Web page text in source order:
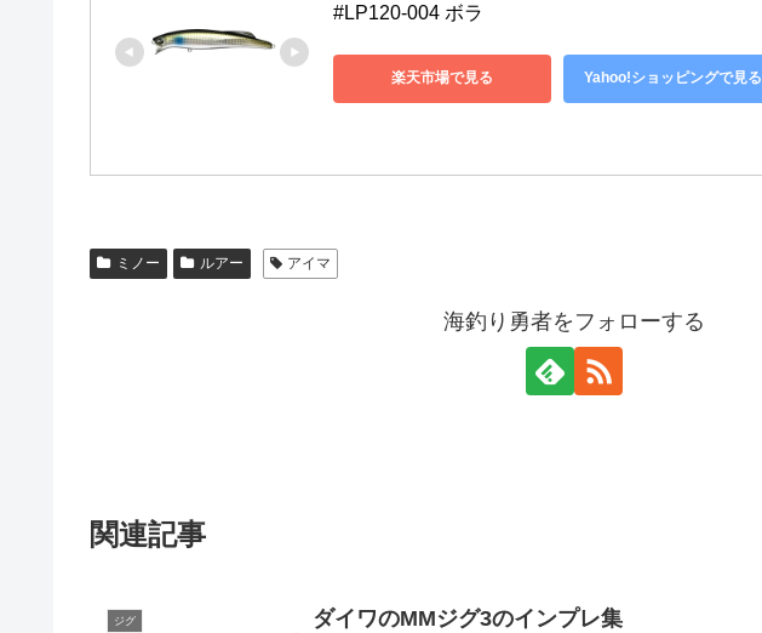
#LP120-004 ボラ
楽天市場で見る Yahoo!ショッピングで見る
ミノー ルアー アイマ
海釣り勇者をフォローする
関連記事
ジグ ダイワのMMジグ3のインプレ集